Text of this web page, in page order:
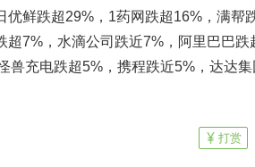
鲜跌超29%，1药网跌超16%，满帮
7%，水滴公司跌近7%，阿里巴巴跌
兽充电跌超5%，携程跌近5%，达达
打赏